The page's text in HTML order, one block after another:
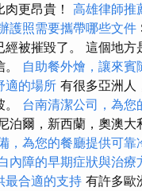
更昂貴！ 高雄律師推
護照需要攜帶哪些文件
被摧毀了。 這個地方
自助餐外燴，讓來賓
適的場所 有很多亞洲人
台南清潔公司，為您
泊爾，新西蘭，奧澳大
，為您的餐廳提供可靠
內障的早期症狀與治療
最合適的支持 有許多歐